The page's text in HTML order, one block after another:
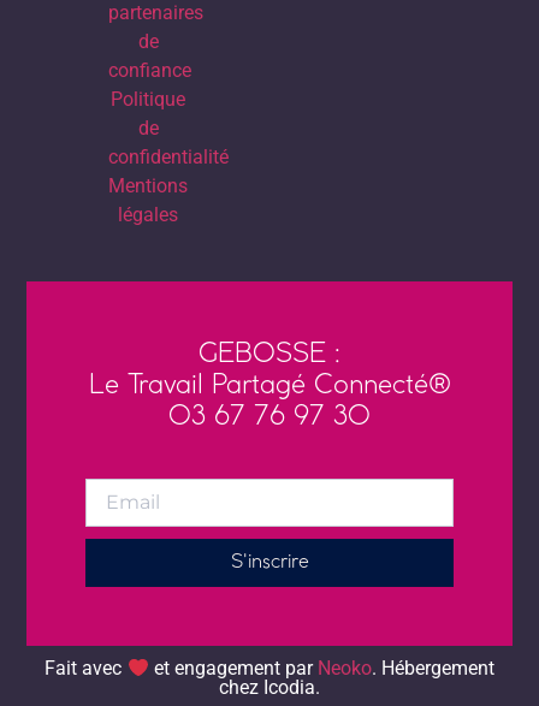
partenaires
de
confiance
Politique
de
confidentialité
Mentions
légales
GEBOSSE :
Le Travail Partagé Connecté®
03 67 76 97 30
S'inscrire
Fait avec et engagement par Neoko. Hébergement
chez Icodia.